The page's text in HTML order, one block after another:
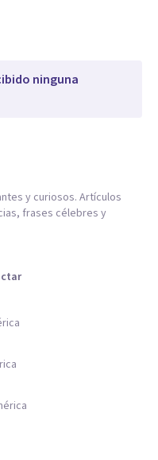
ninguna
y curiosos. Artículos
frases célebres y